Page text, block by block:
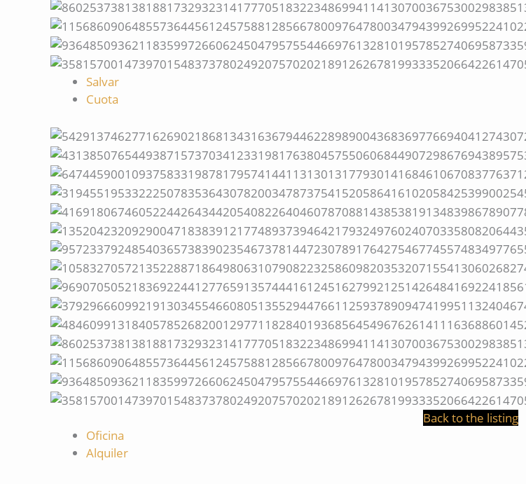
Salvar
Cuota
Back to the listing
Oficina
Alquiler